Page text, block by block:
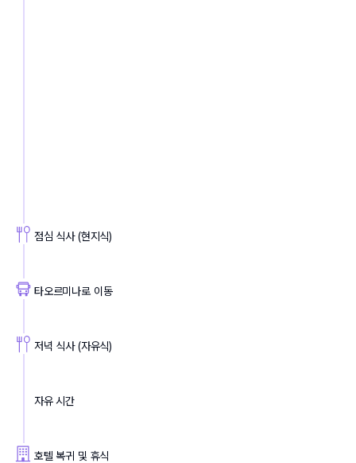
점심 식사 (현지식)
타오르미나로 이동
저녁 식사 (자유식)
자유 시간
호텔 복귀 및 휴식